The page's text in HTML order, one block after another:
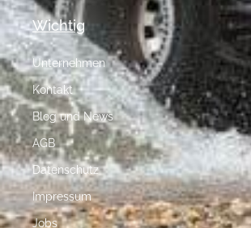
Wichtig
Unternehmen
Kontakt
Blog und News
AGB
Datenschutz
Impressum
Jobs